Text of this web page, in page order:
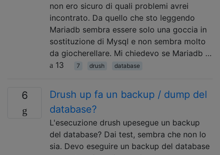
non ero sicuro di quali problemi avrei
incontrato. Da quello che sto leggendo
Mariadb sembra essere solo una goccia in
sostituzione di Mysql e non sembra molto
da giocherellare. Mi chiedevo se Mariadb …
13
7 drush database
6
Drush up fa un backup / dump del
database?
L'esecuzione drush upesegue un backup
del database? Dai test, sembra che non lo
sia. Devo eseguire un backup del database